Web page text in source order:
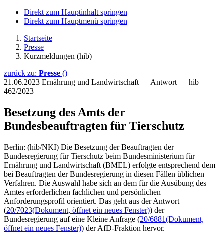
Direkt zum Hauptinhalt springen
Direkt zum Hauptmenü springen
Startseite
Presse
Kurzmeldungen (hib)
zurück zu: Presse ()
21.06.2023 Ernährung und Landwirtschaft — Antwort — hib
462/2023
Besetzung des Amts der
Bundesbeauftragten für Tierschutz
Berlin: (hib/NKI) Die Besetzung der Beauftragten der
Bundesregierung für Tierschutz beim Bundesministerium für
Ernährung und Landwirtschaft (BMEL) erfolgte entsprechend dem
bei Beauftragten der Bundesregierung in diesen Fällen üblichen
Verfahren. Die Auswahl habe sich an dem für die Ausübung des
Amtes erforderlichen fachlichen und persönlichen
Anforderungsprofil orientiert. Das geht aus der Antwort
(20/7023(Dokument, öffnet ein neues Fenster)) der
Bundesregierung auf eine Kleine Anfrage (20/6881(Dokument,
öffnet ein neues Fenster)) der AfD-Fraktion hervor.